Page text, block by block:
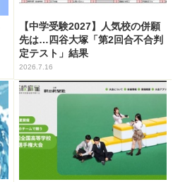
【中学受験2027】人気校の併願
先は…四谷大塚「第2回合不合判
定テスト」結果
2026.7.16